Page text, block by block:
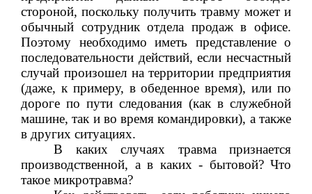
стороной, поскольку получить травму может и
обычный сотрудник отдела продаж в офисе.
Поэтому необходимо иметь представление о
последовательности действий, если несчастный
случай произошел на территории предприятия
(даже, к примеру, в обеденное время), или по
дороге по пути следования (как в служебной
машине, так и во время командировки), а также
в других ситуациях.
В каких случаях травма признается
производственной, а в каких - бытовой? Что
такое микротравма?